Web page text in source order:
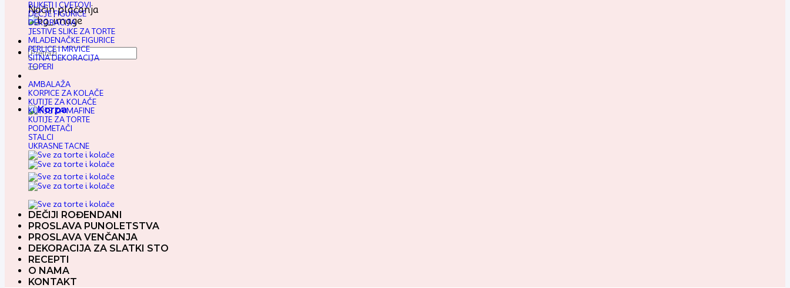
Način plaćanja
Pretraga
za:
BUKETI I CVETOVI
DEČJE FIGURICE
DEKORACIJA
JESTIVE SLIKE ZA TORTE
MLADENAČKE FIGURICE
PERLICE I MRVICE
SITNA DEKORACIJA
TOPERI
AMBALAŽA
KORPICE ZA KOLAČE
KUTIJE ZA KOLAČE
KUTIJE ZA MAFINE
KUTIJE ZA TORTE
PODMETAČI
STALCI
UKRASNE TACNE
DEČIJI ROĐENDANI
PROSLAVA PUNOLETSTVA
PROSLAVA VENČANJA
DEKORACIJA ZA SLATKI STO
RECEPTI
O NAMA
KONTAKT